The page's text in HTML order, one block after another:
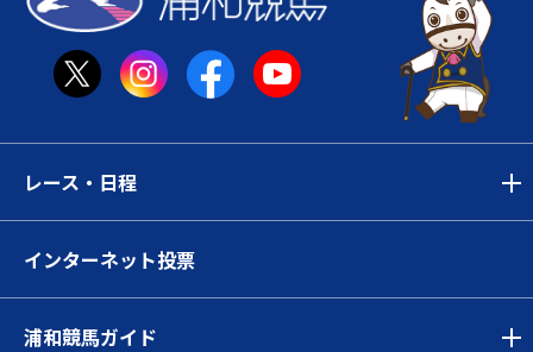
レース・日程
インターネット投票
浦和競馬ガイド